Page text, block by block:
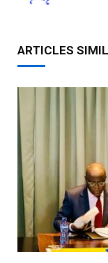
ARTICLES